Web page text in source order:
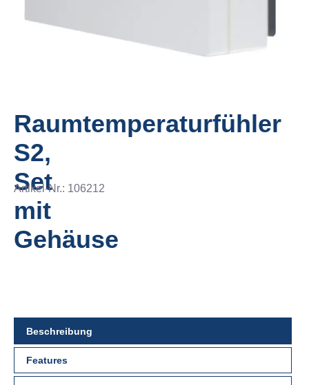
Raumtemperaturfühler
S2,
Set
mit
Gehäuse
Artikel-Nr.: 106212
Beschreibung
Features